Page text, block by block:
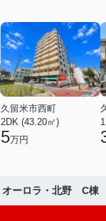
久留米市西町
2DK (43.20㎡)
5万円
オーロラ・北野 C棟